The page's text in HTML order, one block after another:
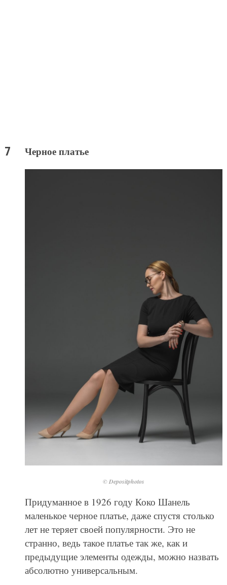
Черное платье
© Depositphotos
Придуманное в 1926 году Коко Шанель
маленькое черное платье, даже спустя столько
лет не теряет своей популярности. Это не
странно, ведь такое платье так же, как и
предыдущие элементы одежды, можно назвать
абсолютно универсальным.